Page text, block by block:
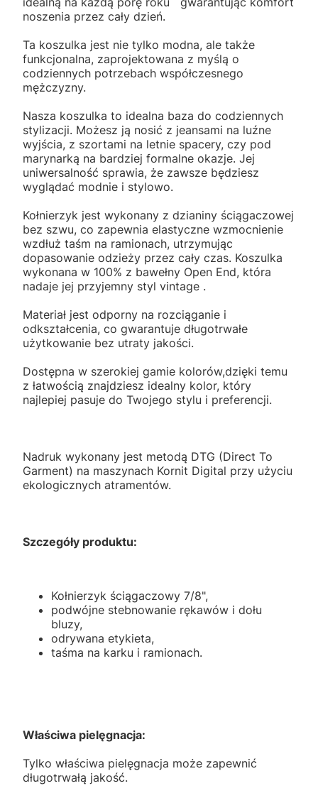
noszenia przez cały dzień.
Ta koszulka jest nie tylko modna, ale także
funkcjonalna, zaprojektowana z myślą o
codziennych potrzebach współczesnego
mężczyzny.
Nasza koszulka to idealna baza do codziennych
stylizacji. Możesz ją nosić z jeansami na luźne
wyjścia, z szortami na letnie spacery, czy pod
marynarką na bardziej formalne okazje. Jej
uniwersalność sprawia, że zawsze będziesz
wyglądać modnie i stylowo.
Kołnierzyk jest wykonany z dzianiny ściągaczowej
bez szwu, co zapewnia elastyczne wzmocnienie
wzdłuż taśm na ramionach, utrzymując
dopasowanie odzieży przez cały czas. Koszulka
wykonana w 100% z bawełny Open End, która
nadaje jej przyjemny styl vintage .
Materiał jest odporny na rozciąganie i
odkształcenia, co gwarantuje długotrwałe
użytkowanie bez utraty jakości.
Dostępna w szerokiej gamie kolorów,dzięki temu
z łatwością znajdziesz idealny kolor, który
najlepiej pasuje do Twojego stylu i preferencji.
Nadruk wykonany jest metodą DTG (Direct To
Garment) na maszynach Kornit Digital przy użyciu
ekologicznych atramentów.
Szczegóły produktu:
Kołnierzyk ściągaczowy 7/8",
podwójne stebnowanie rękawów i dołu
bluzy,
odrywana etykieta,
taśma na karku i ramionach.
Właściwa pielęgnacja:
Tylko właściwa pielęgnacja może zapewnić
długotrwałą jakość.